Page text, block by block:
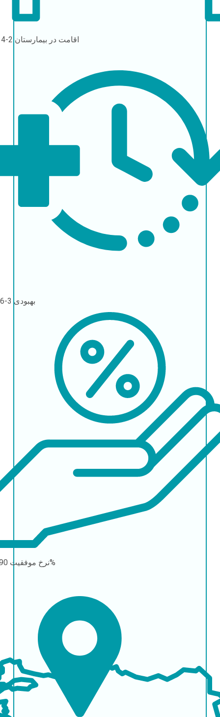
اقامت در بیمارستان 2-4 روز
بهبودی 3-6 ماه
نرخ موفقیت90-95%